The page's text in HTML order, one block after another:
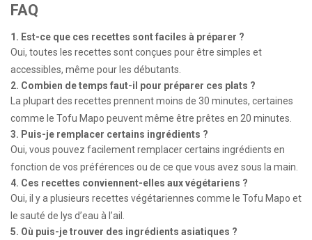
FAQ
1. Est-ce que ces recettes sont faciles à préparer ?
Oui, toutes les recettes sont conçues pour être simples et
accessibles, même pour les débutants.
2. Combien de temps faut-il pour préparer ces plats ?
La plupart des recettes prennent moins de 30 minutes, certaines
comme le Tofu Mapo peuvent même être prêtes en 20 minutes.
3. Puis-je remplacer certains ingrédients ?
Oui, vous pouvez facilement remplacer certains ingrédients en
fonction de vos préférences ou de ce que vous avez sous la main.
4. Ces recettes conviennent-elles aux végétariens ?
Oui, il y a plusieurs recettes végétariennes comme le Tofu Mapo et
le sauté de lys d’eau à l’ail.
5. Où puis-je trouver des ingrédients asiatiques ?